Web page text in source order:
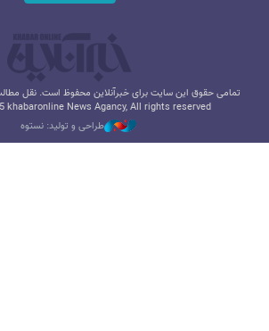
تمامی حقوق این سایت برای خبرآنلاین محفوظ است. نقل
khabaronline News Agancy, All rights reserved
طراحی و تولید: نستوه